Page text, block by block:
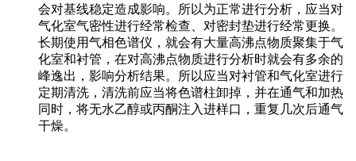
会对基线稳定造成影响。所以为正常进行分析，应当对
气化室气密性进行经常检查、对密封垫进行经常更换。
长期使用气相色谱仪，就会有大量高沸点物质聚集于气
化室和衬管，在对高沸点物质进行分析时就会有多余的
峰逸出，影响分析结果。所以应当对衬管和气化室进行
定期清洗，清洗前应当将色谱柱卸掉，并在通气和加热
同时，将无水乙醇或丙酮注入进样口，重复几次后通气
干燥。